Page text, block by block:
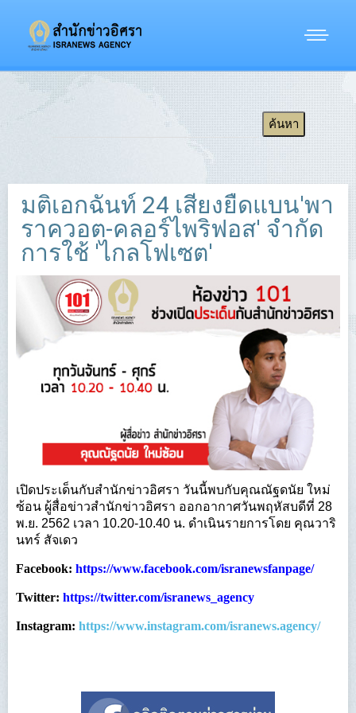
มติเอกฉันท์ 24 เสียงยืดแบน'พา
ราควอต-คลอร์ไพริฟอส' จำกัด
การใช้ 'ไกลโฟเซต'
เปิดประเด็นกับสำนักข่าวอิศรา วันนี้พบกับคุณณัฐดนัย ใหม่
ซ้อน ผู้สื่อข่าวสำนักข่าวอิศรา ออกอากาศวันพฤหัสบดีที่ 28
พ.ย. 2562 เวลา 10.20-10.40 น. ดำเนินรายการโดย คุณวาริ
นทร์ สัจเดว
Facebook: https://www.facebook.com/isranewsfanpage/
Twitter: https://twitter.com/isranews_agency
Instagram: https://www.instagram.com/isranews.agency/